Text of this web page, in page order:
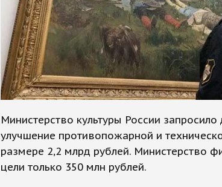
Министерство культуры России
улучшение противопожарной и
размере 2,2 млрд рублей. Министерство
цели только 350 млн рублей.